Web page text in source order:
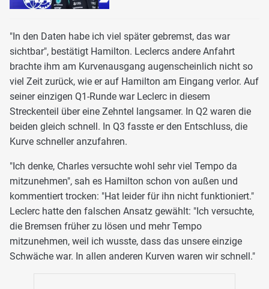
"In den Daten habe ich viel später gebremst, das war
sichtbar", bestätigt Hamilton. Leclercs andere Anfahrt
brachte ihm am Kurvenausgang augenscheinlich nicht so
viel Zeit zurück, wie er auf Hamilton am Eingang verlor. Auf
seiner einzigen Q1-Runde war Leclerc in diesem
Streckenteil über eine Zehntel langsamer. In Q2 waren die
beiden gleich schnell. In Q3 fasste er den Entschluss, die
Kurve schneller anzufahren.
"Ich denke, Charles versuchte wohl sehr viel Tempo da
mitzunehmen", sah es Hamilton schon von außen und
kommentiert trocken: "Hat leider für ihn nicht funktioniert."
Leclerc hatte den falschen Ansatz gewählt: "Ich versuchte,
die Bremsen früher zu lösen und mehr Tempo
mitzunehmen, weil ich wusste, dass das unsere einzige
Schwäche war. In allen anderen Kurven waren wir schnell."